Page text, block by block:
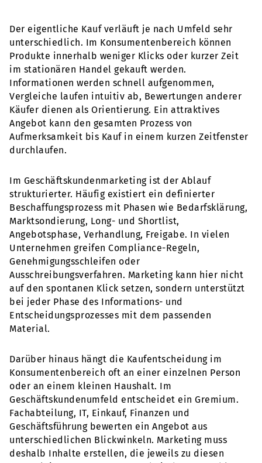
Der eigentliche Kauf verläuft je nach Umfeld sehr
unterschiedlich. Im Konsumentenbereich können
Produkte innerhalb weniger Klicks oder kurzer Zeit
im stationären Handel gekauft werden.
Informationen werden schnell aufgenommen,
Vergleiche laufen intuitiv ab, Bewertungen anderer
Käufer dienen als Orientierung. Ein attraktives
Angebot kann den gesamten Prozess von
Aufmerksamkeit bis Kauf in einem kurzen Zeitfenster
durchlaufen.
Im Geschäftskundenmarketing ist der Ablauf
strukturierter. Häufig existiert ein definierter
Beschaffungsprozess mit Phasen wie Bedarfsklärung,
Marktsondierung, Long- und Shortlist,
Angebotsphase, Verhandlung, Freigabe. In vielen
Unternehmen greifen Compliance-Regeln,
Genehmigungsschleifen oder
Ausschreibungsverfahren. Marketing kann hier nicht
auf den spontanen Klick setzen, sondern unterstützt
bei jeder Phase des Informations- und
Entscheidungsprozesses mit dem passenden
Material.
Darüber hinaus hängt die Kaufentscheidung im
Konsumentenbereich oft an einer einzelnen Person
oder an einem kleinen Haushalt. Im
Geschäftskundenumfeld entscheidet ein Gremium.
Fachabteilung, IT, Einkauf, Finanzen und
Geschäftsführung bewerten ein Angebot aus
unterschiedlichen Blickwinkeln. Marketing muss
deshalb Inhalte erstellen, die jeweils zu diesen